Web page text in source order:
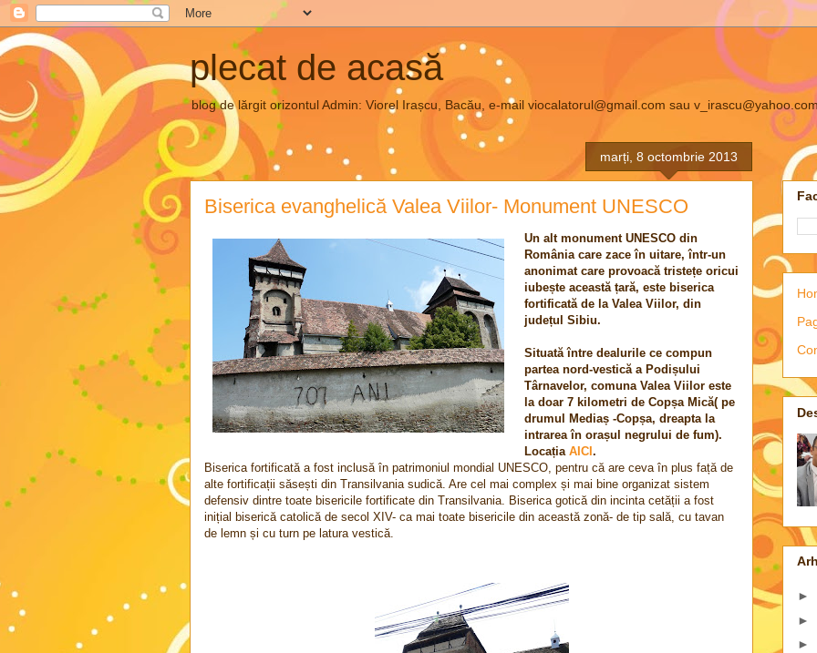
plecat de acasă
blog de lărgit orizontul Admin: Viorel Irașcu, Bacău, e-mail viocalatorul@gmail.com sau v_irascu@yahoo.com
marți, 8 octombrie 2013
Biserica evanghelică Valea Viilor- Monument UNESCO
Un alt monument UNESCO din
România care zace în uitare, într-un
anonimat care provoacă tristețe oricui
iubește această țară, este biserica
fortificată de la Valea Viilor, din
județul Sibiu.
Situată între dealurile ce compun
partea nord-vestică a Podișului
Târnavelor, comuna Valea Viilor este
la doar 7 kilometri de Copșa Mică( pe
drumul Mediaș -Copșa, dreapta la
intrarea în orașul negrului de fum).
Locația AICI .
Biserica fortificată a fost inclusă în patrimoniul mondial UNESCO, pentru că are ceva în plus față de
alte fortificații săsești din Transilvania sudică. Are cel mai complex și mai bine organizat sistem
defensiv dintre toate bisericile fortificate din Transilvania. Biserica gotică din incinta cetății a fost
inițial biserică catolică de secol XIV- ca mai toate bisericile din această zonă- de tip sală, cu tavan
de lemn și cu turn pe latura vestică.
►
►
►